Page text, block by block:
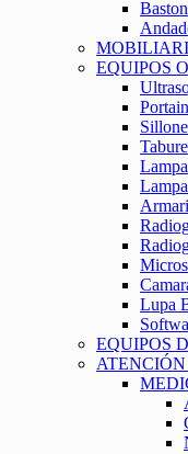
EQUIPOS
Lupa
EQUIPOS